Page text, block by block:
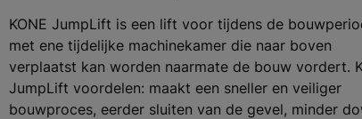
KONE JumpLift is een lift voor tijdens de
met ene tijdelijke machinekamer die naar boven
verplaatst kan worden naarmate de bouw vordert.
JumpLift voordelen: maakt een sneller en veiliger
bouwproces, eerder sluiten van de gevel, minder